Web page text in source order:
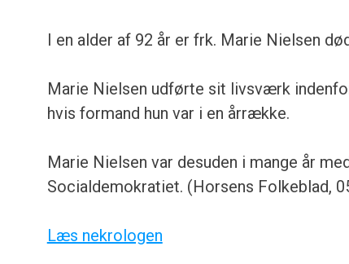
I en alder af 92 år er frk. Marie Nielsen
Marie Nielsen udførte sit livsværk
hvis formand hun var i en årrække.
Marie Nielsen var desuden i mange år
Socialdemokratiet. (Horsens Folkeblad,
Læs nekrologen